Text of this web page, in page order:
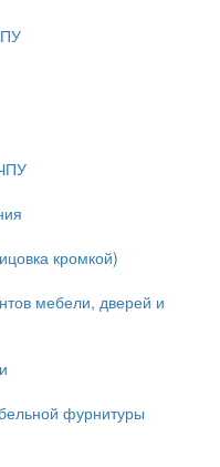
кромкой)
мебели, дверей и
фурнитуры